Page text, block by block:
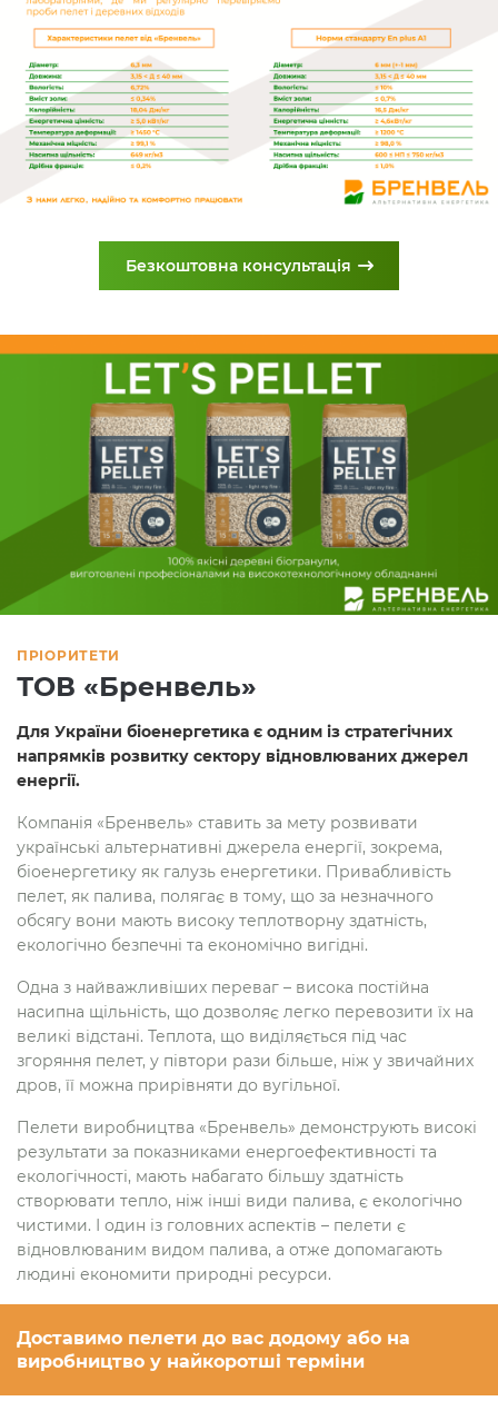
Безкоштовна консультація
ПРІОРИТЕТИ
ТОВ «Бренвель»
Для України біоенергетика є одним із стратегічних
напрямків розвитку сектору відновлюваних джерел
енергії.
Компанія «Бренвель» ставить за мету розвивати
українські альтернативні джерела енергії, зокрема,
біоенергетику як галузь енергетики. Привабливість
пелет, як палива, полягає в тому, що за незначного
обсягу вони мають високу теплотворну здатність,
екологічно безпечні та економічно вигідні.
Одна з найважливіших переваг – висока постійна
насипна щільність, що дозволяє легко перевозити їх на
великі відстані. Теплота, що виділяється під час
згоряння пелет, у півтори рази більше, ніж у звичайних
дров, її можна прирівняти до вугільної.
Пелети виробництва «Бренвель» демонструють високі
результати за показниками енергоефективності та
екологічності, мають набагато більшу здатність
створювати тепло, ніж інші види палива, є екологічно
чистими. І один із головних аспектів – пелети є
відновлюваним видом палива, а отже допомагають
людині економити природні ресурси.
Доставимо пелети до вас додому або на
виробництво у найкоротші терміни